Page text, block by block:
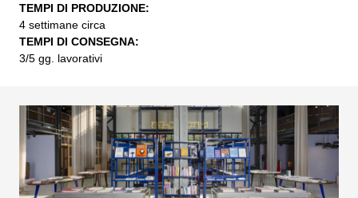
n° 2 grappe di fissaggio al muro complete di viti e tasselli
n° 1 fascia stabilizzatrice
portata per ogni piano a carico uniformemente distribuito kg.
90
TEMPI DI PRODUZIONE:
4 settimane circa
TEMPI DI CONSEGNA:
3/5 gg. lavorativi
TEMPI DI PRODUZIONE:
4 settimane circa
TEMPI DI CONSEGNA:
3/5 gg. lavorativi